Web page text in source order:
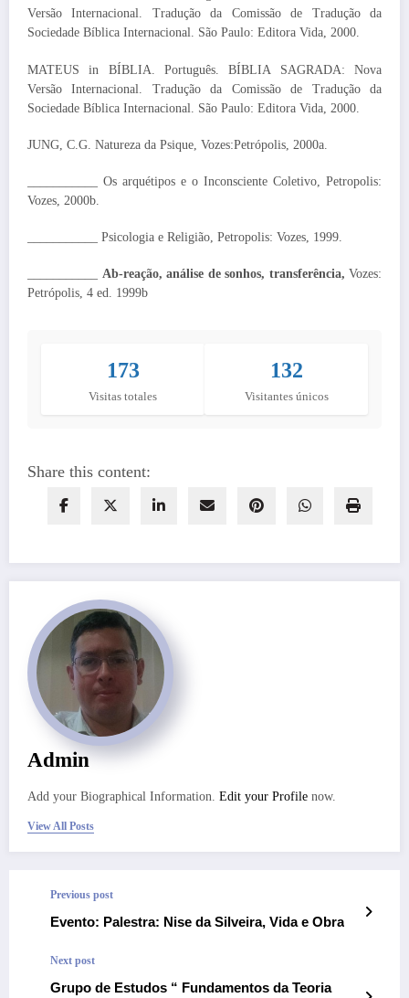
Versão Internacional. Tradução da Comissão de Tradução da
Sociedade Bíblica Internacional. São Paulo: Editora Vida, 2000.
MATEUS in BÍBLIA. Português. BÍBLIA SAGRADA: Nova
Versão Internacional. Tradução da Comissão de Tradução da
Sociedade Bíblica Internacional. São Paulo: Editora Vida, 2000.
JUNG, C.G. Natureza da Psique, Vozes:Petrópolis, 2000a.
___________ Os arquétipos e o Inconsciente Coletivo, Petropolis:
Vozes, 2000b.
___________ Psicologia e Religião, Petropolis: Vozes, 1999.
Ab-reação, análise de sonhos, transferência, Vozes:
Petrópolis, 4 ed. 1999b
173
Visitas totales
132
Visitantes únicos
Share this content:
Admin
Add your Biographical Information. Edit your Profile now.
View All Posts
Previous post
Evento: Palestra: Nise da Silveira, Vida e Obra
Next post
Grupo de Estudos “ Fundamentos da Teoria